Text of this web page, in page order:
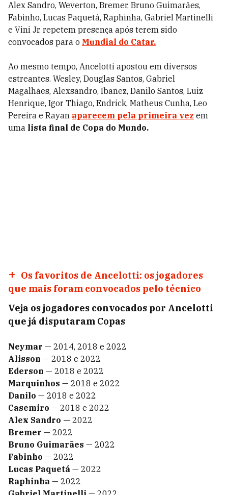
Alex Sandro, Weverton, Bremer, Bruno Guimarães,
Fabinho, Lucas Paquetá, Raphinha, Gabriel Martinelli
e Vini Jr. repetem presença após terem sido
convocados para o Mundial do Catar.
Ao mesmo tempo, Ancelotti apostou em diversos
estreantes. Wesley, Douglas Santos, Gabriel
Magalhães, Alexsandro, Ibañez, Danilo Santos, Luiz
Henrique, Igor Thiago, Endrick, Matheus Cunha, Leo
Pereira e Rayan aparecem pela primeira vez em
uma lista final de Copa do Mundo.
Os favoritos de Ancelotti: os jogadores
que mais foram convocados pelo técnico
Veja os jogadores convocados por Ancelotti
que já disputaram Copas
Neymar — 2014, 2018 e 2022
Alisson — 2018 e 2022
Ederson — 2018 e 2022
Marquinhos — 2018 e 2022
Danilo — 2018 e 2022
Casemiro — 2018 e 2022
Alex Sandro — 2022
Bremer — 2022
Bruno Guimarães — 2022
Fabinho — 2022
Lucas Paquetá — 2022
Raphinha — 2022